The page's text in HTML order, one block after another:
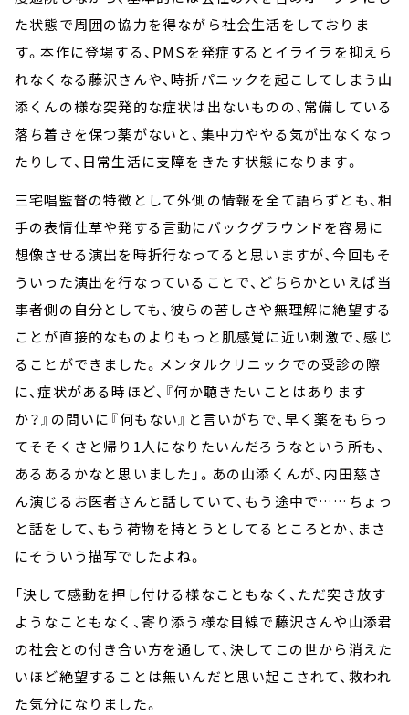
た状態で周囲の協力を得ながら社会生活をしておりま
す。本作に登場する、PMSを発症するとイライラを抑えら
れなくなる藤沢さんや、時折パニックを起こしてしまう山
添くんの様な突発的な症状は出ないものの、常備している
落ち着きを保つ薬がないと、集中力ややる気が出なくなっ
たりして、日常生活に支障をきたす状態になります。
三宅唱監督の特徴として外側の情報を全て語らずとも、相
手の表情仕草や発する言動にバックグラウンドを容易に
想像させる演出を時折行なってると思いますが、今回もそ
ういった演出を行なっていることで、どちらかといえば当
事者側の自分としても、彼らの苦しさや無理解に絶望する
ことが直接的なものよりもっと肌感覚に近い刺激で、感じ
ることができました。メンタルクリニックでの受診の際
に、症状がある時ほど、『何か聴きたいことはあります
か？』の問いに『何もない』と言いがちで、早く薬をもらっ
てそそくさと帰り1人になりたいんだろうなという所も、
あるあるかなと思いました」。あの山添くんが、内田慈さ
ん演じるお医者さんと話していて、もう途中で……ちょっ
と話をして、もう荷物を持とうとしてるところとか、まさ
にそういう描写でしたよね。
「決して感動を押し付ける様なこともなく、ただ突き放す
ようなこともなく、寄り添う様な目線で藤沢さんや山添君
の社会との付き合い方を通して、決してこの世から消えた
いほど絶望することは無いんだと思い起こされて、救われ
た気分になりました。